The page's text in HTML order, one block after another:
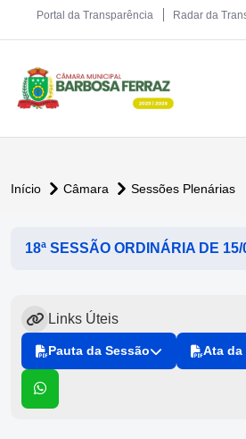
Portal da Transparência Radar da
Início Câmara Sessões Plenárias
18ª SESSÃO ORDINÁRIA DE
Links Úteis
Pauta da Sessão Ata da